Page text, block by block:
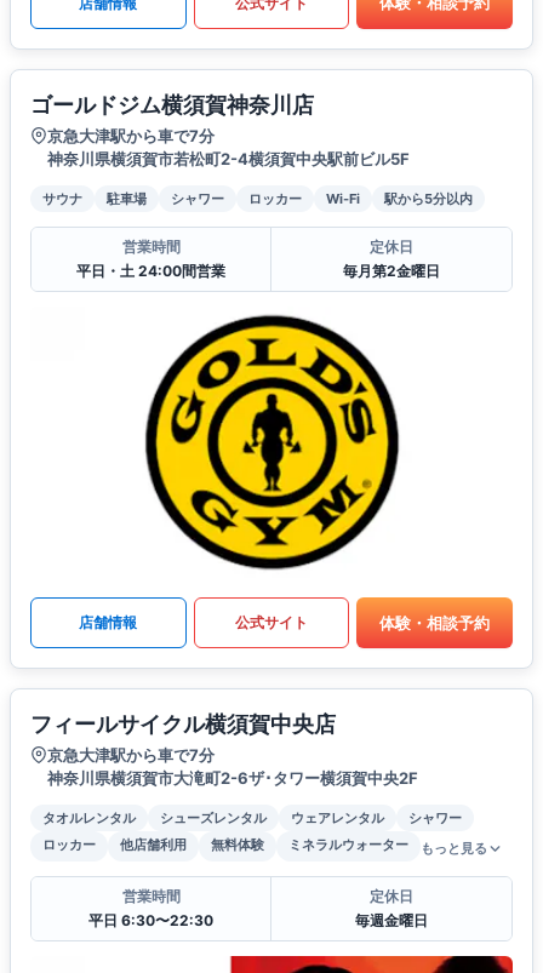
ゴールドジム横須賀神奈川店
京急大津駅から車で7分
神奈川県横須賀市若松町2-4横須賀中央駅前ビル5F
サウナ 駐車場 シャワー ロッカー Wi-Fi 駅から5分以内
営業時間
平日・土 24:00間営業
定休日
毎月第2金曜日
店舗情報 公式サイト 体験・相談予約
フィールサイクル横須賀中央店
京急大津駅から車で7分
神奈川県横須賀市大滝町2-6ザ･タワー横須賀中央2F
タオルレンタル シューズレンタル ウェアレンタル
シャワー
ロッカー
他店舗利用 無料体験 ミネラルウォーター もっと見る
営業時間
平日 6:30〜22:30
定休日
毎週金曜日